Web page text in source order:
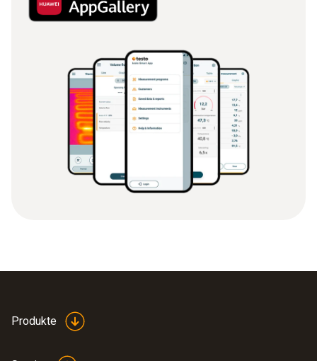
Produkte